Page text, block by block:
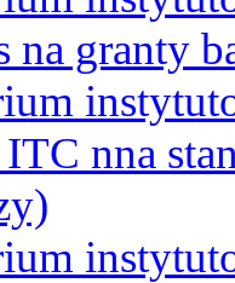
na granty
ITC nna